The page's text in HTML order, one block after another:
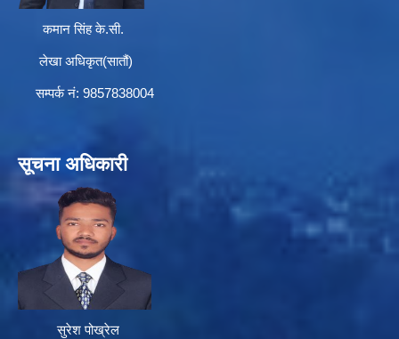
कमान सिंह के.सी.
लेखा अधिकृत(सातौं)
सम्पर्क न‌ं: 9857838004
सूचना अधिकारी
सुरेश पोख्रेल